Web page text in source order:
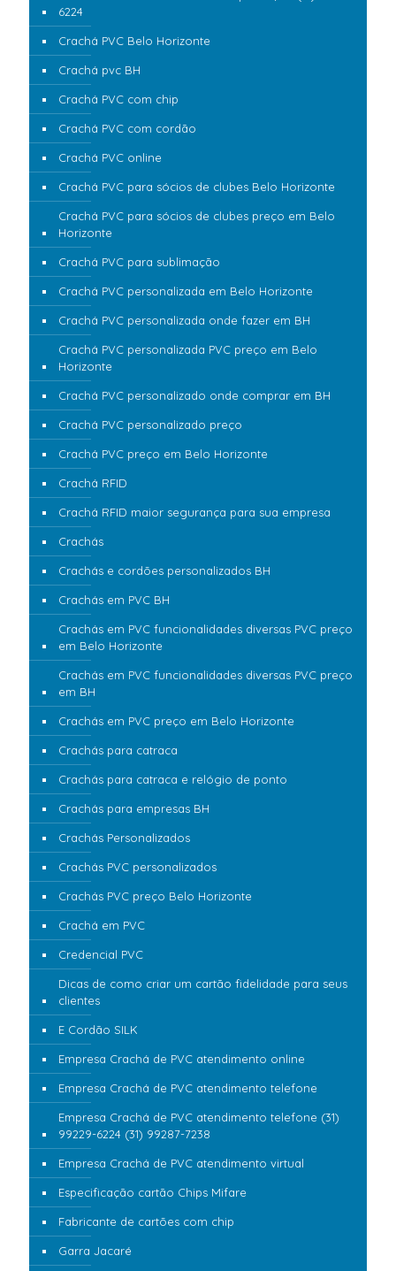
6224
Crachá PVC Belo Horizonte
Crachá pvc BH
Crachá PVC com chip
Crachá PVC com cordão
Crachá PVC online
Crachá PVC para sócios de clubes Belo Horizonte
Crachá PVC para sócios de clubes preço em Belo
Horizonte
Crachá PVC para sublimação
Crachá PVC personalizada em Belo Horizonte
Crachá PVC personalizada onde fazer em BH
Crachá PVC personalizada PVC preço em Belo
Horizonte
Crachá PVC personalizado onde comprar em BH
Crachá PVC personalizado preço
Crachá PVC preço em Belo Horizonte
Crachá RFID
Crachá RFID maior segurança para sua empresa
Crachás
Crachás e cordões personalizados BH
Crachás em PVC BH
Crachás em PVC funcionalidades diversas PVC preço
em Belo Horizonte
Crachás em PVC funcionalidades diversas PVC preço
em BH
Crachás em PVC preço em Belo Horizonte
Crachás para catraca
Crachás para catraca e relógio de ponto
Crachás para empresas BH
Crachás Personalizados
Crachás PVC personalizados
Crachás PVC preço Belo Horizonte
Crachá em PVC
Credencial PVC
Dicas de como criar um cartão fidelidade para seus
clientes
E Cordão SILK
Empresa Crachá de PVC atendimento online
Empresa Crachá de PVC atendimento telefone
Empresa Crachá de PVC atendimento telefone (31)
99229-6224 (31) 99287-7238
Empresa Crachá de PVC atendimento virtual
Especificação cartão Chips Mifare
Fabricante de cartões com chip
Garra Jacaré